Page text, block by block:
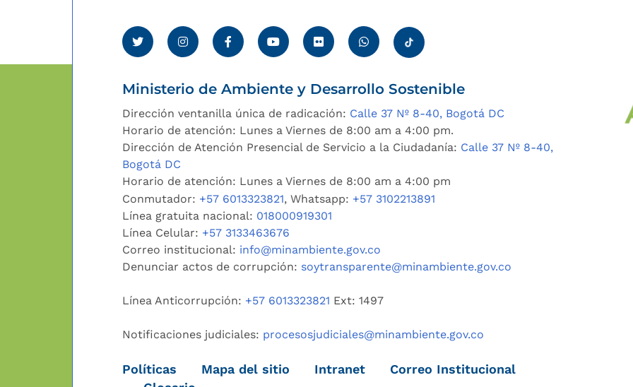
Ministerio de Ambiente y Desarrollo Sostenible
Dirección ventanilla única de radicación: Calle 37 Nº 8-40, Bogotá DC
Horario de atención: Lunes a Viernes de 8:00 am a 4:00 pm.
Dirección de Atención Presencial de Servicio a la Ciudadanía: Calle 37 Nº 8-40,
Bogotá DC
Horario de atención: Lunes a Viernes de 8:00 am a 4:00 pm
Conmutador: +57 6013323821, Whatsapp: +57 3102213891
Línea gratuita nacional: 018000919301
Línea Celular: +57 3133463676
Correo institucional: info@minambiente.gov.co
Denunciar actos de corrupción: soytransparente@minambiente.gov.co
Línea Anticorrupción: +57 6013323821 Ext: 1497
Notificaciones judiciales: procesosjudiciales@minambiente.gov.co
Políticas Mapa del sitio Intranet
Correo Institucional